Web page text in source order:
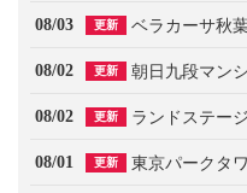
08/03 更新 ベラカーサ秋
08/02 更新 朝日九段マン
08/02 更新 ランドステー
08/01 更新 東京パークタ